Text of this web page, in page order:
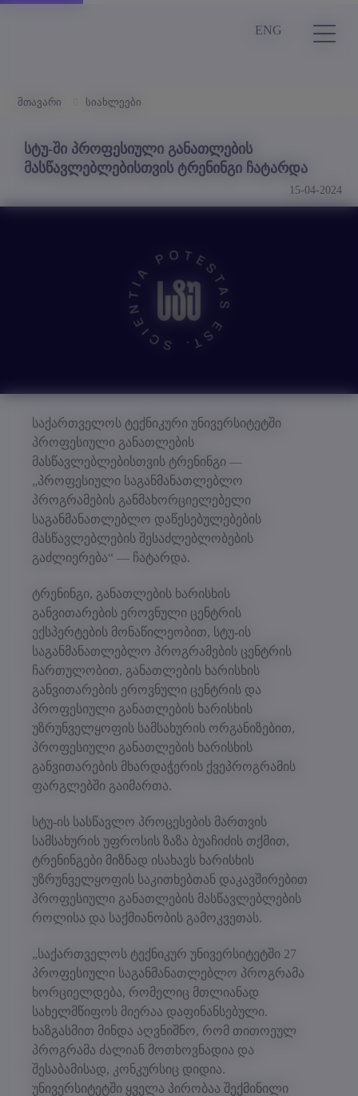
ENG
მთავარი სიახლეები
სტუ-ში პროფესიული განათლების
მასწავლებლებისთვის ტრენინგი ჩატარდა
15-04-2024
საქართველოს ტექნიკური უნივერსიტეტში
პროფესიული განათლების
მასწავლებლებისთვის ტრენინგი —
„პროფესიული საგანმანათლებლო
პროგრამების განმახორციელებელი
საგანმანათლებლო დაწესებულებების
მასწავლებლების შესაძლებლობების
გაძლიერება“ — ჩატარდა.
ტრენინგი, განათლების ხარისხის
განვითარების ეროვნული ცენტრის
ექსპერტების მონაწილეობით, სტუ-ის
საგანმანათლებლო პროგრამების ცენტრის
ჩართულობით, განათლების ხარისხის
განვითარების ეროვნული ცენტრის და
პროფესიული განათლების ხარისხის
უზრუნველყოფის სამსახურის ორგანიზებით,
პროფესიული განათლების ხარისხის
განვითარების მხარდაჭერის ქვეპროგრამის
ფარგლებში გაიმართა.
სტუ-ის სასწავლო პროცესების მართვის
სამსახურის უფროსის ზაზა ბუაჩიძის თქმით,
ტრენინგები მიზნად ისახავს ხარისხის
უზრუნველყოფის საკითხებთან დაკავშირებით
პროფესიული განათლების მასწავლებლების
როლისა და საქმიანობის გამოკვეთას.
„საქართველოს ტექნიკურ უნივერსიტეტში 27
პროფესიული საგანმანათლებლო პროგრამა
ხორციელდება, რომელიც მთლიანად
სახელმწიფოს მიერაა დაფინანსებული.
ხაზგასმით მინდა აღვნიშნო, რომ თითოეულ
პროგრამა ძალიან მოთხოვნადია და
შესაბამისად, კონკურსიც დიდია.
უნივერსიტეტში ყველა პირობაა შექმინილი